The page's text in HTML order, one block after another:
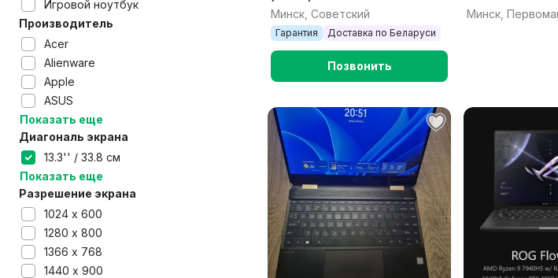
Игровой ноутбук
Производитель
Acer
Alienware
Apple
ASUS
Показать еще
Диагональ экрана
13.3'' / 33.8 см
Показать еще
Разрешение экрана
1024 х 600
1280 х 800
1366 х 768
1440 х 900
Минск, Советский
Гарантия Доставка по Беларуси
Позвонить
Минск,